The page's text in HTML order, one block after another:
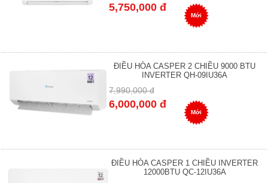
5,750,000 đ
Mới
ĐIỀU HÒA CASPER 2 CHIỀU 9000 BTU
INVERTER QH-09IU36A
7,990,000 đ
6,000,000 đ
Mới
ĐIỀU HÒA CASPER 1 CHIỀU INVERTER
12000BTU QC-12IU36A